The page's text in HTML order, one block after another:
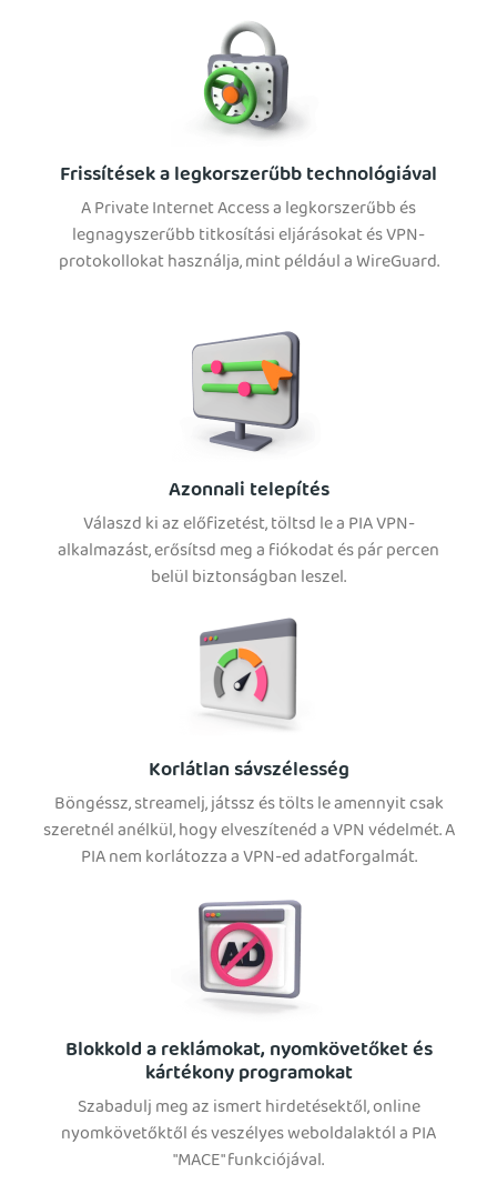
Frissítések a legkorszerűbb technológiával
A Private Internet Access a legkorszerűbb és
legnagyszerűbb titkosítási eljárásokat és VPN-
protokollokat használja, mint például a WireGuard.
Azonnali telepítés
Válaszd ki az előfizetést, töltsd le a PIA VPN-
alkalmazást, erősítsd meg a fiókodat és pár percen
belül biztonságban leszel.
Korlátlan sávszélesség
Böngéssz, streamelj, játssz és tölts le amennyit csak
szeretnél anélkül, hogy elveszítenéd a VPN védelmét. A
PIA nem korlátozza a VPN-ed adatforgalmát.
Blokkold a reklámokat, nyomkövetőket és
kártékony programokat
Szabadulj meg az ismert hirdetésektől, online
nyomkövetőktől és veszélyes weboldalaktól a PIA
"MACE" funkciójával.